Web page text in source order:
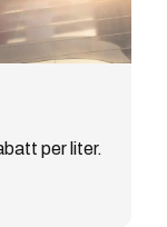
per liter.